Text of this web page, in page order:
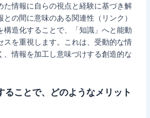
た情報に自らの視点と経験に基づき解
の間に意味のある関連性（リンク）
構造化することで、「知識」へと能動
スを重視します。これは、受動的な情
、情報を加工し意味づけする創造的な
ることで、どのようなメリット